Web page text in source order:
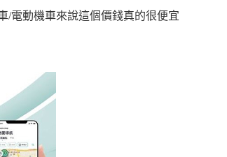
/電動機車來說這個價錢真的很便宜